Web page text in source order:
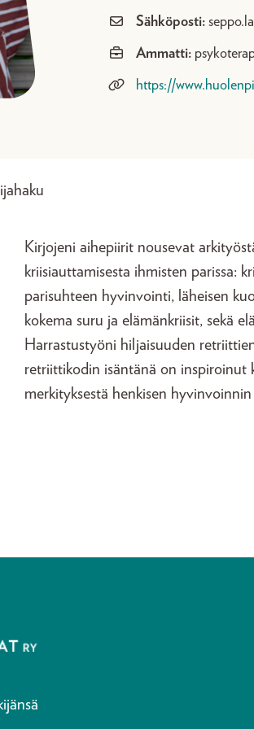
Sähköposti:
Ammatti:
https://
Kirjojeni aihepiirit nousevat
kriisiauttamisesta ihmisten parissa:
parisuhteen hyvinvointi, läheisen
kokema suru ja elämänkriisit, sekä
Harrastustyöni hiljaisuuden
retriittikodin isäntänä on inspiroinut
merkityksestä henkisen